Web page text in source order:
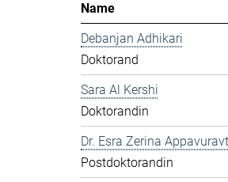
Name
Debanjan Adhikari
Doktorand
Sara Al Kershi
Doktorandin
Dr. Esra Zerina
Postdoktorandin